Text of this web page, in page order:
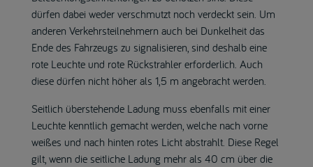
dürfen dabei weder verschmutzt noch verdeckt sein. Um
anderen Verkehrsteilnehmern auch bei Dunkelheit das
Ende des Fahrzeugs zu signalisieren, sind deshalb eine
rote Leuchte und rote Rückstrahler erforderlich. Auch
diese dürfen nicht höher als 1,5 m angebracht werden.
Seitlich überstehende Ladung muss ebenfalls mit einer
Leuchte kenntlich gemacht werden, welche nach vorne
weißes und nach hinten rotes Licht abstrahlt. Diese Regel
gilt, wenn die seitliche Ladung mehr als 40 cm über die